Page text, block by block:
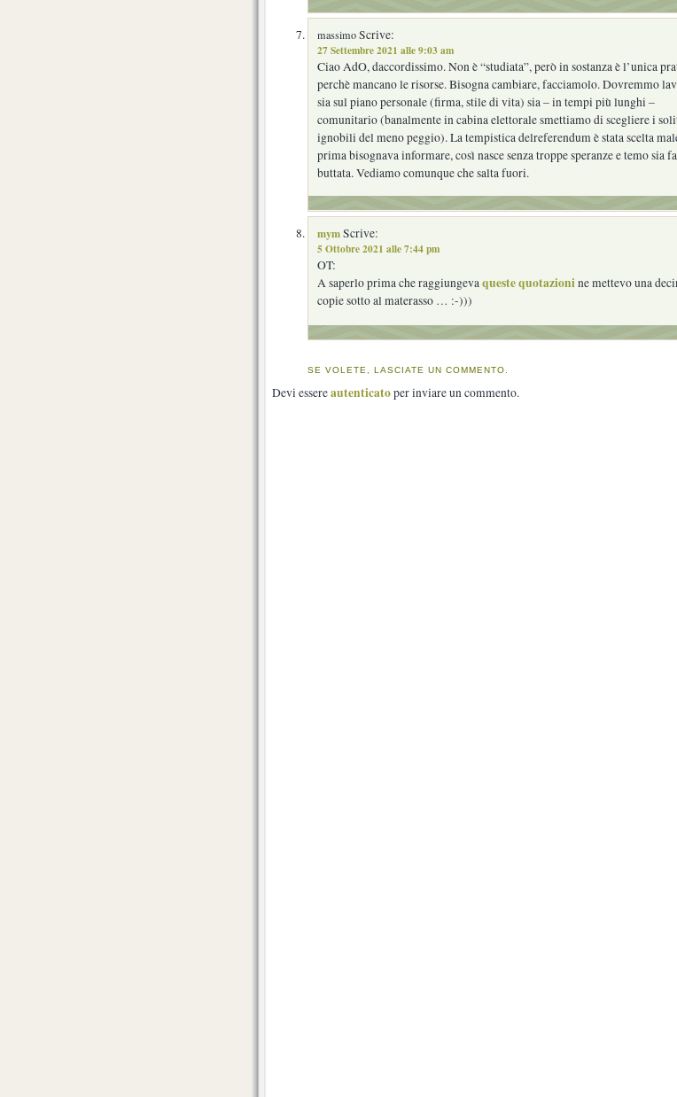
massimoScrive:
27 Settembre 2021 alle 9:03 am
Ciao AdO, daccordissimo. Non è “studiata”, però in sostanza è l’unica
perchè mancano le risorse. Bisogna cambiare, facciamolo. Dovremmo
sia sul piano personale (firma, stile di vita) sia – in tempi più lunghi –
comunitario (banalmente in cabina elettorale smettiamo di scegliere i
ignobili del meno peggio). La tempistica delreferendum è stata scelta
prima bisognava informare, così nasce senza troppe speranze e temo sia
buttata. Vediamo comunque che salta fuori.
mymScrive:
5 Ottobre 2021 alle 7:44 pm
OT:
A saperlo prima che raggiungevaqueste quotazionine mettevo una
copie sotto al materasso … :-)))
SE VOLETE, LASCIATE UN COMMENTO.
Devi essereautenticatoper inviare un commento.